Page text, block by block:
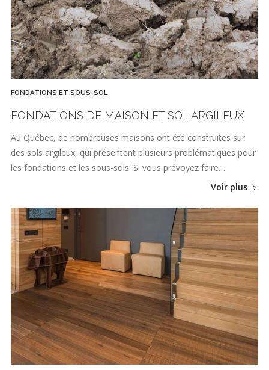
FONDATIONS ET SOUS-SOL
FONDATIONS DE MAISON ET SOL ARGILEUX
Au Québec, de nombreuses maisons ont été construites sur
des sols argileux, qui présentent plusieurs problématiques pour
les fondations et les sous-sols. Si vous prévoyez faire…
Voir plus